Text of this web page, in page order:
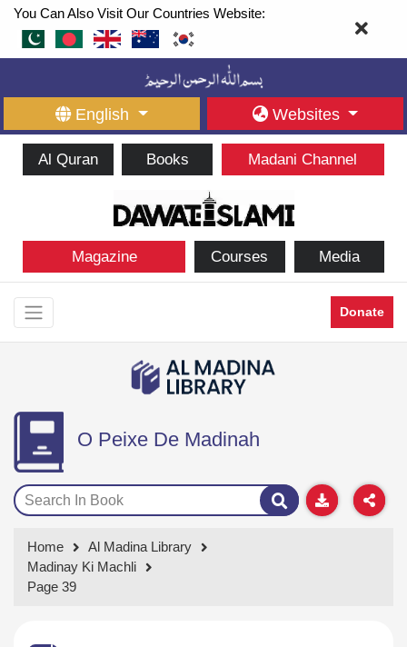
You Can Also Visit Our Countries Website:
English Websites
Al Quran Books Madani Channel
Magazine Courses Media
Donate
O Peixe De Madinah
Home
Al Madina Library
Madinay Ki Machli
Page 39